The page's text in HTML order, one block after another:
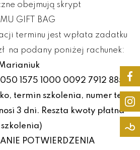
obejmują skrypt
GIFT BAG
terminu jest wpłata zadatku
na podany poniżej rachunek:
1575 1000 0092 7912 8855
termin szkolenia, numer tel.
3 dni. Reszta kwoty płatna
POTWIERDZENIA